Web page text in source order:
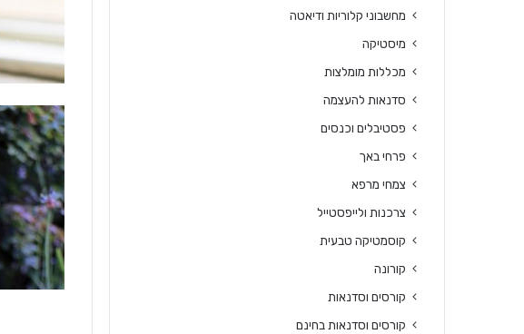
מחשבוני קלוריות ודיאטה
מיסטיקה
מכללות מומלצות
סדנאות להעצמה
פסטיבלים וכנסים
פרחי באך
צמחי מרפא
צרכנות ולייפסטייל
קוסמטיקה טבעית
קורונה
קורסים וסדנאות
קורסים וסדנאות בחינם